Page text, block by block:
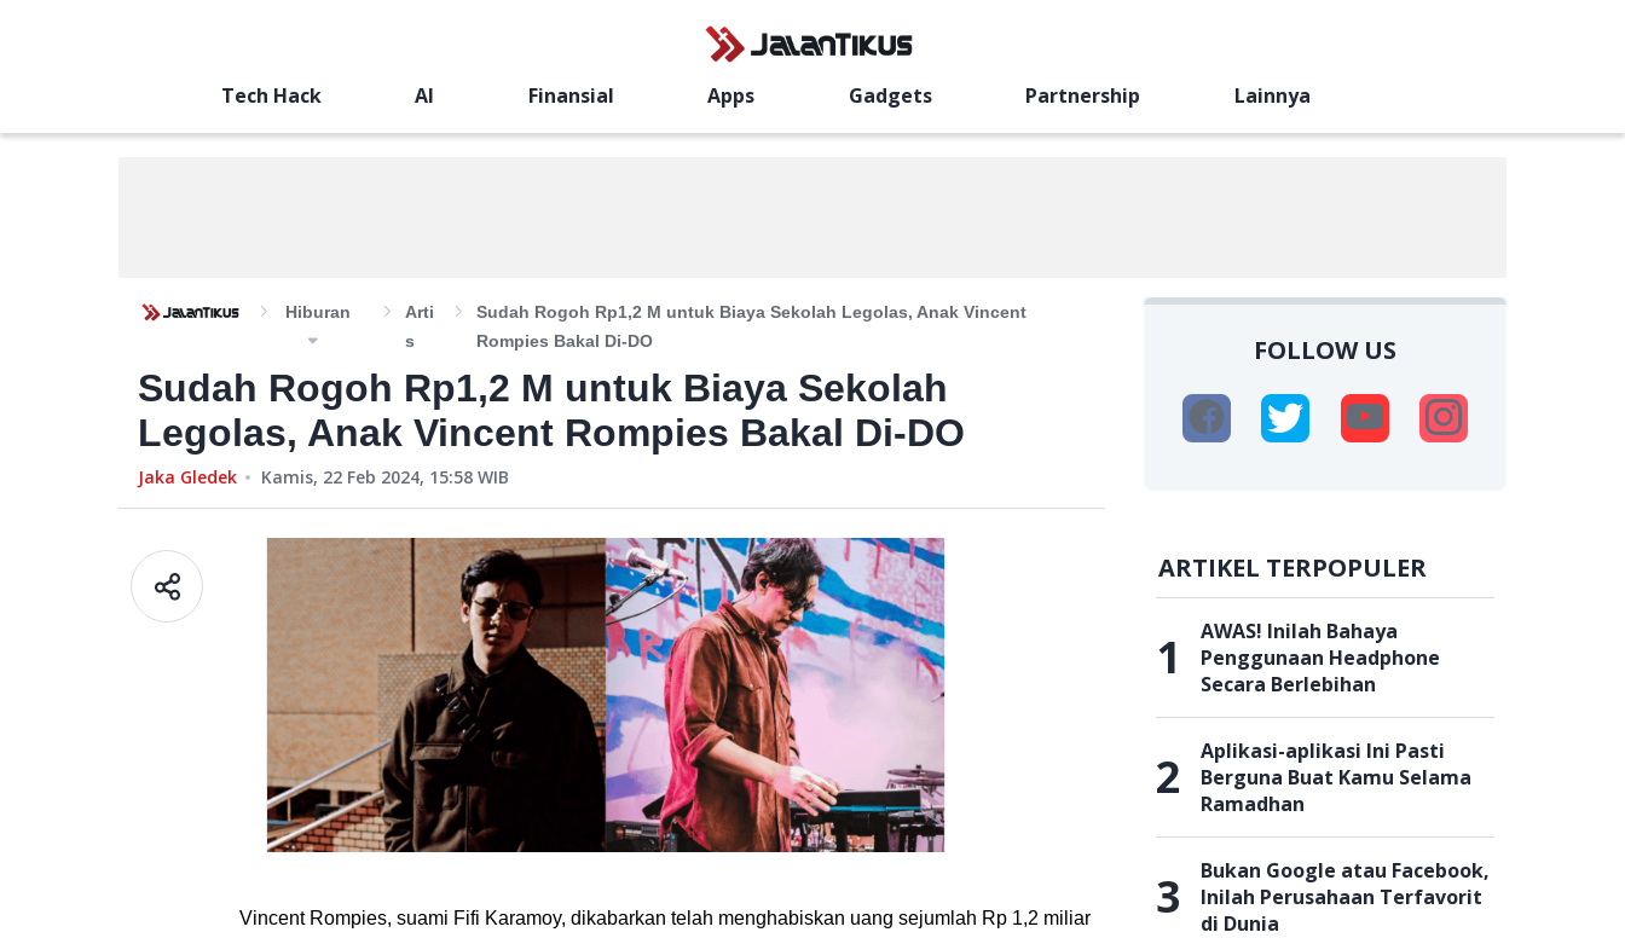
Tech Hack AI Finansial Apps Gadgets Partnership Lainnya
Hiburan
Arti
S
Sudah Rogoh Rp1,2 M untuk Biaya Sekolah Legolas, Anak Vincent
Rompies Bakal Di-DO
Sudah Rogoh Rp1,2 M untuk Biaya Sekolah
Legolas, Anak Vincent Rompies Bakal Di-DO
Jaka Gledek Kamis, 22 Feb 2024, 15:58 WIB
Vincent Rompies, suami Fifi Karamoy, dikabarkan telah menghabiskan uang sejumlah Rp 1,2 miliar
FOLLOW US
ARTIKEL TERPOPULER
1
AWAS! Inilah Bahaya
Penggunaan Headphone
Secara Berlebihan
2
Aplikasi-aplikasi Ini Pasti
Berguna Buat Kamu Selama
Ramadhan
3
Bukan Google atau Facebook,
Inilah Perusahaan Terfavorit
di Dunia